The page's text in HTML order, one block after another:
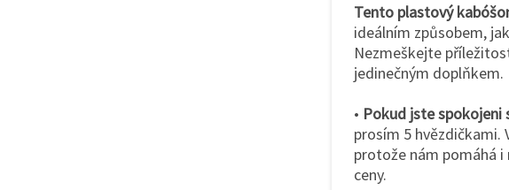
Tento plastový
ideálním způsobem,
Nezmeškejte
jedinečným doplňkem.
• Pokud jste spokojeni
prosím 5 hvězdičkami.
protože nám pomáhá
ceny.